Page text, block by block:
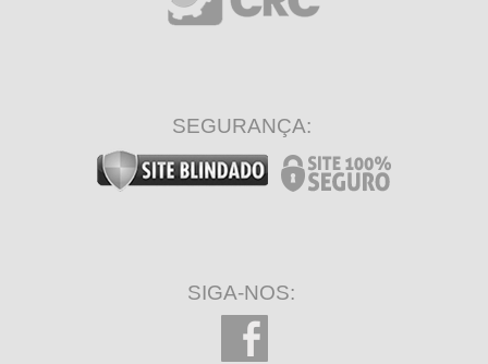
SEGURANÇA:
SIGA-NOS: